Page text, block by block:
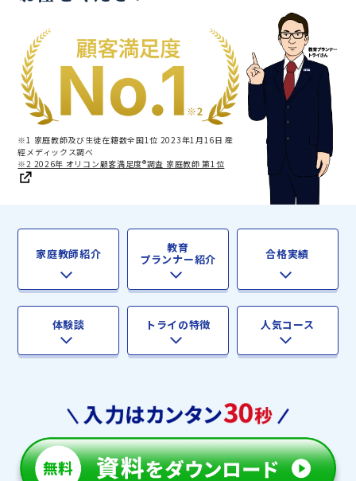
※1 家庭教師及び生徒在籍数全国1位 2023年1月16日 産
經メディックス調べ
※2 2026年 オリコン顧客満足度®調査 家庭教師 第1位
家庭教師紹介 教育
プランナー紹介 合格実績
体験談 トライの特徴 人気コース